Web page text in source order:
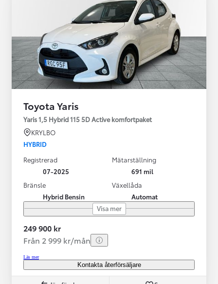
Toyota Yaris
Yaris 1,5 Hybrid 115 5D Active komfortpaket
KRYLBO
HYBRID
Registrerad
07-2025
Mätarställning
691 mil
Bränsle
Hybrid Bensin
Växellåda
Automat
Visa mer
249 900 kr
Från 2 999 kr/mån
Läs mer
Kontakta återförsäljare